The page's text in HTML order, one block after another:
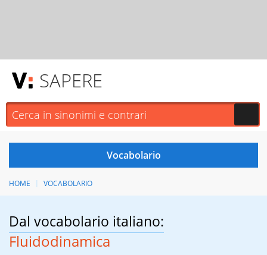
SAPERE
HOME VOCABOLARIO
Dal vocabolario italiano:
Fluidodinamica